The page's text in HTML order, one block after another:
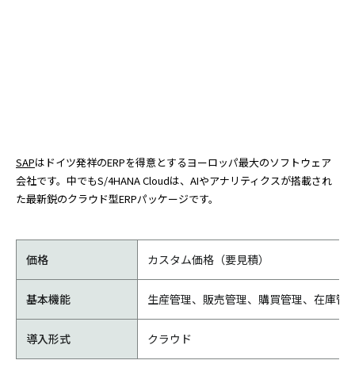
SAPはドイツ発祥のERPを得意とするヨーロッパ最大のソフトウェア
会社です。中でもS/4HANA Cloudは、AIやアナリティクスが搭載され
た最新鋭のクラウド型ERPパッケージです。
価格 カスタム価格（要見積）
基本機能 生産管理、販売管理、購買管理、在庫管
導入形式 クラウド